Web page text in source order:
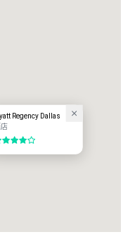
Regency Dallas